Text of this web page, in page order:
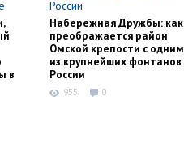
в
Набережная Дружбы: как
преображается район
Омской крепости с одним
из крупнейших фонтанов
России
955 0